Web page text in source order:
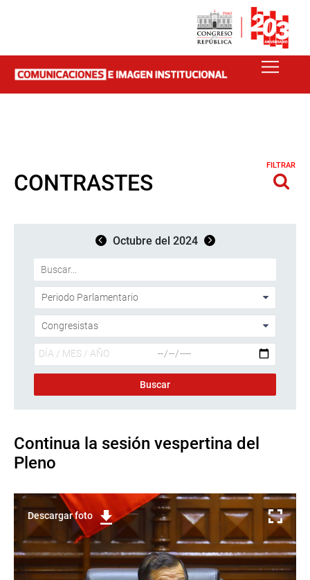
CONTRASTES
FILTRAR
Octubre del 2024
Continua la sesión vespertina del
Pleno
Descargar foto